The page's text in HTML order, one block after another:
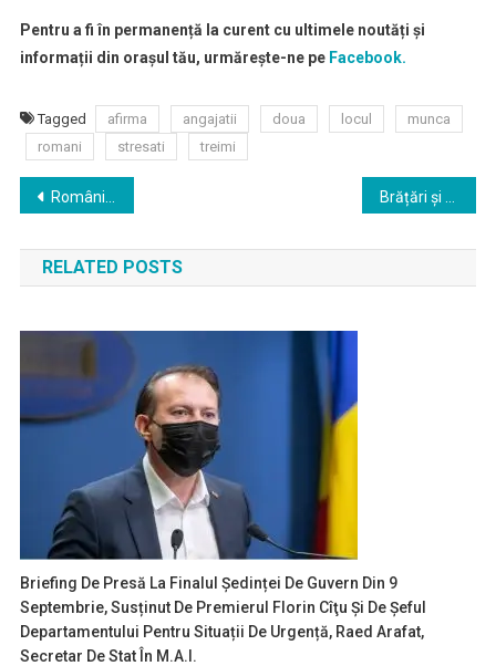
Pentru a fi în permanență la curent cu ultimele noutăți și
informații din orașul tău, urmărește-ne peFacebook.
Tagged afirma angajatii doua locul
munca
romani
stresati treimi
Navigare
în
articole
Românii au la dispoziţie aisemnal.ro, o aplicaţie unică la nivel mondial pentru verificarea zonelor cu semnal mobil
RELATED POSTS
Briefing De Presă La Finalul Ședinței De Guvern Din 9
Septembrie, Susținut De Premierul Florin Cîţu Și De Șeful
Departamentului Pentru Situații De Urgență, Raed Arafat,
Secretar De Stat În M.A.I.